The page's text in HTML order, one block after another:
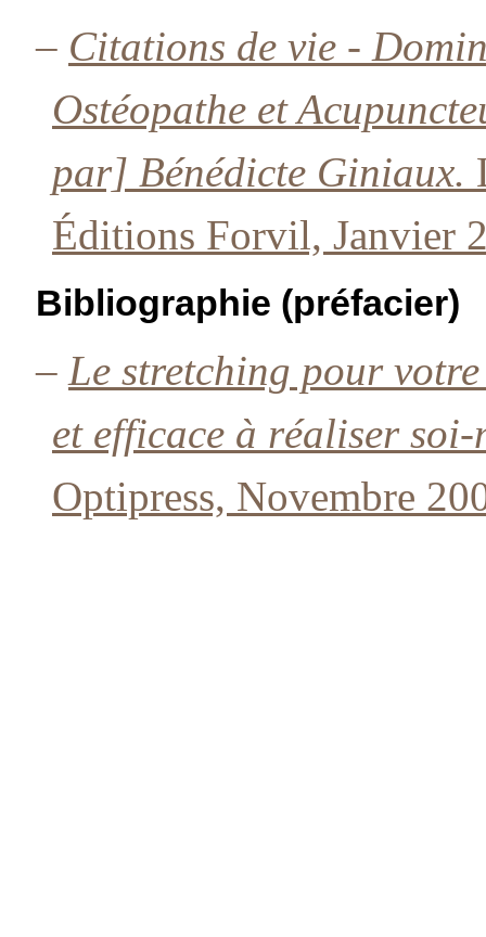
– Citations de vie -
Ostéopathe et
par] Bénédicte Giniaux.
Éditions Forvil, Janvier
Bibliographie (préfacier)
– Le stretching pour
et efficace à réaliser soi-
Optipress, Novembre